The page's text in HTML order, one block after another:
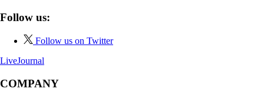
Follow us:
Follow us on Twitter
LiveJournal
COMPANY